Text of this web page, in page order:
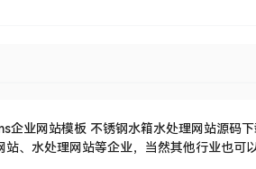
业网站模板 不锈钢水箱水处理网站源码下
站、水处理网站等企业，当然其他行业也可